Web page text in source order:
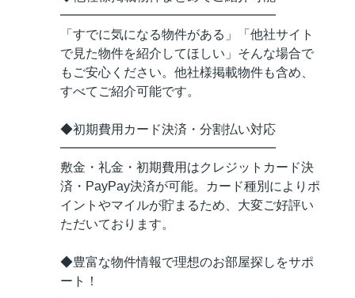
━━━━━━━━━━━━━━━━━
「すでに気になる物件がある」「他社サイト
で見た物件を紹介してほしい」そんな場合で
もご安心ください。他社様掲載物件も含め、
すべてご紹介可能です。
◆初期費用カード決済・分割払い対応
━━━━━━━━━━━━━━━━━
敷金・礼金・初期費用はクレジットカード決
済・PayPay決済が可能。カード種別によりポ
イントやマイルが貯まるため、大変ご好評い
ただいております。
◆豊富な物件情報で理想のお部屋探しをサポ
ート！